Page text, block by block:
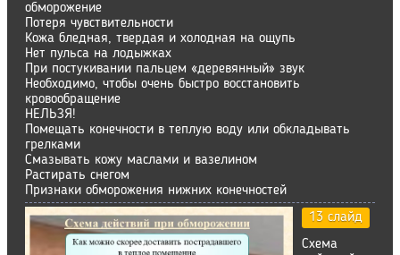
обморожение
Потеря чувствительности
Кожа бледная, твердая и холодная на ощупь
Нет пульса на лодыжках
При постукивании пальцем «деревянный» звук
Необходимо, чтобы очень быстро восстановить
кровообращение
НЕЛЬЗЯ!
Помещать конечности в теплую воду или обкладывать
грелками
Смазывать кожу маслами и вазелином
Растирать снегом
Признаки обморожения нижних конечностей
13 слайд
Схема